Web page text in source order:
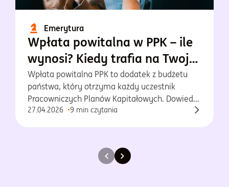
Emerytura
Wpłata powitalna w PPK – ile
wynosi? Kiedy trafia na Twoje
konto?
Wpłata powitalna PPK to dodatek z budżetu
państwa, który otrzyma każdy uczestnik
Pracowniczych Planów Kapitałowych. Dowiedz
się więcej o tej wpłacie!
27.04.2026 9 min czytania